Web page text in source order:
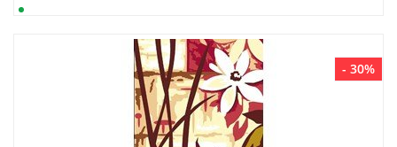
- 30%